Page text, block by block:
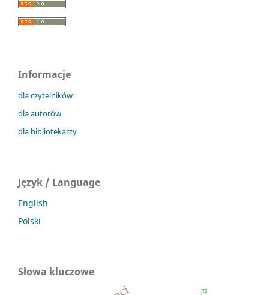
Informacje
dla czytelników
dla autorów
dla bibliotekarzy
Język / Language
English
Polski
Słowa kluczowe